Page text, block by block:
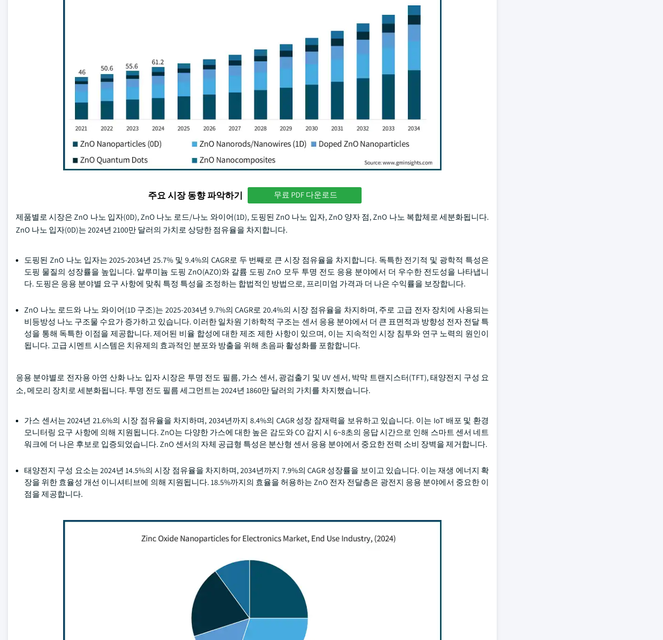
주요 시장 동향 파악하기 무료 PDF 다운로드
제품별로 시장은 ZnO 나노 입자(0D), ZnO 나노 로드/나노 와이어(1D), 도핑된 ZnO 나노 입자, ZnO 양자 점, ZnO 나노 복합체로 세분화됩니다.
ZnO 나노 입자(0D)는 2024년 2100만 달러의 가치로 상당한 점유율을 차지합니다.
도핑된 ZnO 나노 입자는 2025-2034년 25.7% 및 9.4%의 CAGR로 두 번째로 큰 시장 점유율을 차지합니다. 독특한 전기적 및 광학적 특성은
도핑 물질의 성장률을 높입니다. 알루미늄 도핑 ZnO(AZO)와 갈륨 도핑 ZnO 모두 투명 전도 응용 분야에서 더 우수한 전도성을 나타냅니
다. 도핑은 응용 분야별 요구 사항에 맞춰 특정 특성을 조정하는 합법적인 방법으로, 프리미엄 가격과 더 나은 수익률을 보장합니다.
ZnO 나노 로드와 나노 와이어(1D 구조)는 2025-2034년 9.7%의 CAGR로 20.4%의 시장 점유율을 차지하며, 주로 고급 전자 장치에 사용되는
비등방성 나노 구조물 수요가 증가하고 있습니다. 이러한 일차원 기하학적 구조는 센서 응용 분야에서 더 큰 표면적과 방향성 전자 전달 특
성을 통해 독특한 이점을 제공합니다. 제어된 비율 합성에 대한 제조 제한 사항이 있으며, 이는 지속적인 시장 침투와 연구 노력의 원인이
됩니다. 고급 시멘트 시스템은 치유제의 효과적인 분포와 방출을 위해 초음파 활성화를 포함합니다.
응용 분야별로 전자용 아연 산화 나노 입자 시장은 투명 전도 필름, 가스 센서, 광검출기 및 UV 센서, 박막 트랜지스터(TFT), 태양전지 구성 요
소, 메모리 장치로 세분화됩니다. 투명 전도 필름 세그먼트는 2024년 1860만 달러의 가치를 차지했습니다.
가스 센서는 2024년 21.6%의 시장 점유율을 차지하며, 2034년까지 8.4%의 CAGR 성장 잠재력을 보유하고 있습니다. 이는 IoT 배포 및 환경
모니터링 요구 사항에 의해 지원됩니다. ZnO는 다양한 가스에 대한 높은 감도와 CO 감지 시 6~8초의 응답 시간으로 인해 스마트 센서 네트
워크에 더 나은 후보로 입증되었습니다. ZnO 센서의 자체 공급형 특성은 분산형 센서 응용 분야에서 중요한 전력 소비 장벽을 제거합니다.
태양전지 구성 요소는 2024년 14.5%의 시장 점유율을 차지하며, 2034년까지 7.9%의 CAGR 성장률을 보이고 있습니다. 이는 재생 에너지 확
장을 위한 효율성 개선 이니셔티브에 의해 지원됩니다. 18.5%까지의 효율을 허용하는 ZnO 전자 전달층은 광전지 응용 분야에서 중요한 이
점을 제공합니다.